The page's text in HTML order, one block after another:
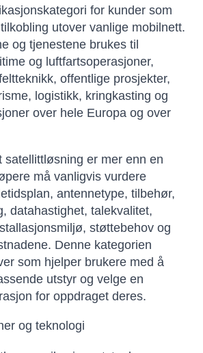
for kunder som
utover vanlige mobilnett.
og tjenestene brukes til
og luftfartsoperasjoner,
offentlige prosjekter,
logistikk, kringkasting og
over hele Europa og over
satellittløsning er mer enn en
må vanligvis vurdere
antennetype, tilbehør,
datahastighet, talekvalitet,
støttebehov og
Denne kategorien
som hjelper brukere med å
utstyr og velge en
for oppdraget deres.
og teknologi